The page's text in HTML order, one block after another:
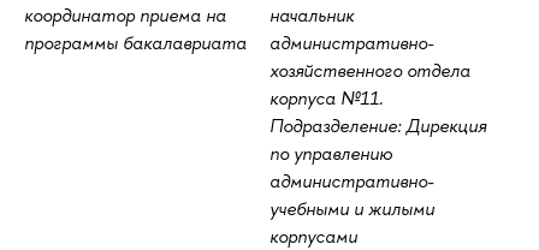
координатор приема на
программы бакалавриата
начальник
административно-
хозяйственного отдела
корпуса №11.
Подразделение: Дирекция
по управлению
административно-
учебными и жилыми
корпусами